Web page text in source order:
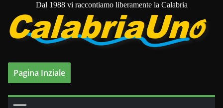
contenuto
Dal 1988 vi raccontiamo liberamente la Calabria
Pagina Inziale